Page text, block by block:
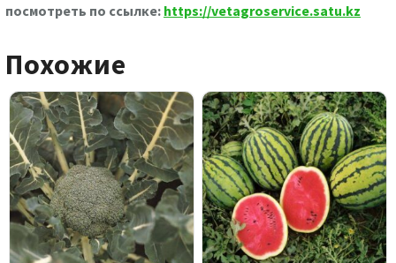
посмотреть по ссылке: https://vetagroservice.satu.kz
Похожие